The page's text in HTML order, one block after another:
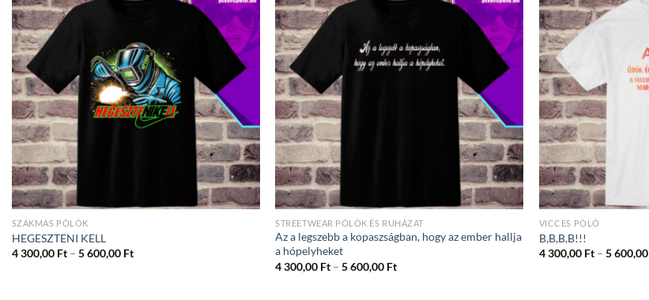
SZAKMÁS PÓLÓK
HEGESZTENI KELL
4 300,00 Ft – 5 600,00 FtÁrtartomány:
STREETWEAR PÓLÓK ÉS RUHÁZAT
Az a legszebb a kopaszságban, hogy az ember hallja
a hópelyheket
4 300,00 Ft – 5 600,00 FtÁrtartomány:
VICCES PÓLÓ
B,B,B,B!!!
4 300,00 Ft – 5 600,00